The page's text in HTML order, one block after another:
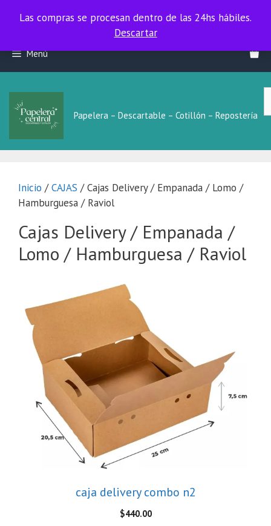
Las compras se procesan dentro de las 24hs hábiles.
Las compras se procesan dentro de las 24hs hábiles.
Descartar
contenido
Menú
Papelera – Descartable – Cotillón – Repostería
Inicio /CAJAS / Cajas Delivery / Empanada / Lomo /
Hamburguesa / Raviol
Cajas Delivery / Empanada /
Lomo / Hamburguesa / Raviol
caja delivery combo n2
$440.00